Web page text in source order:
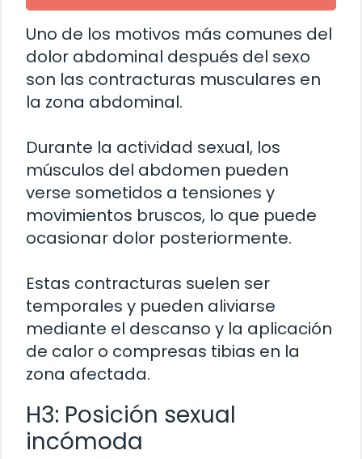
Uno de los motivos más comunes del
dolor abdominal después del sexo
son las contracturas musculares en
la zona abdominal.
Durante la actividad sexual, los
músculos del abdomen pueden
verse sometidos a tensiones y
movimientos bruscos, lo que puede
ocasionar dolor posteriormente.
Estas contracturas suelen ser
temporales y pueden aliviarse
mediante el descanso y la aplicación
de calor o compresas tibias en la
zona afectada.
H3: Posición sexual
incómoda